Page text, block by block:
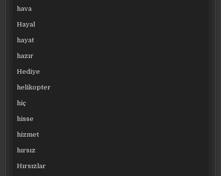
hava
Hayal
hayat
hazır
Hediye
helikopter
hiç
hisse
hizmet
hırsız
Hırsızlar